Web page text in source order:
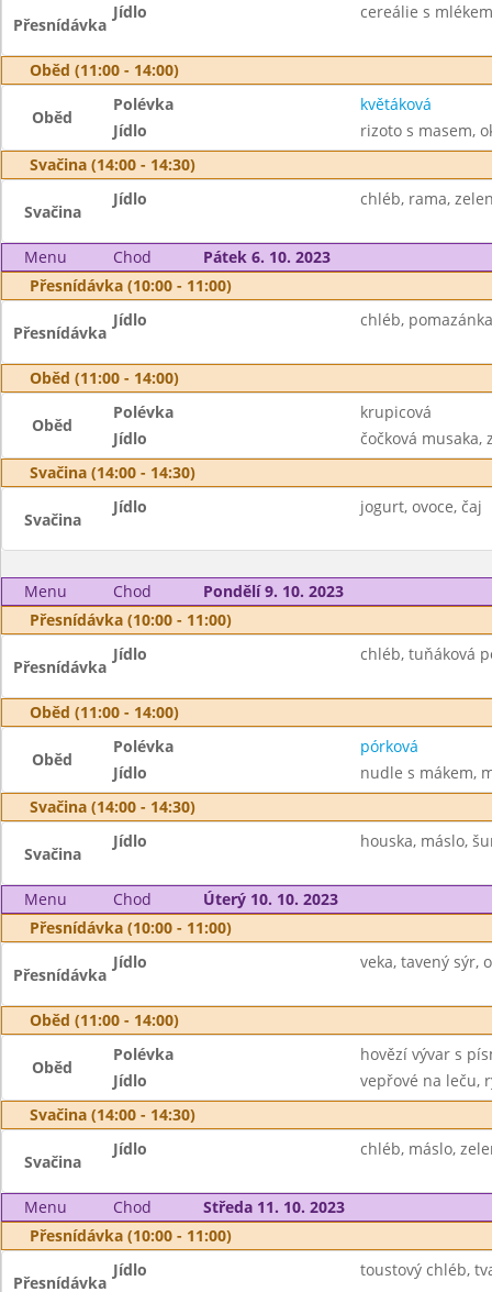
Přesnídávka
Jídlo cereálie s
Oběd (11:00 - 14:00)
Oběd
Polévka
květáková
Jídlo
rizoto s masem,
Svačina (14:00 - 14:30)
Svačina
Jídlo chléb, rama,
Menu Chod
Pátek 6. 10. 2023
Přesnídávka (10:00 - 11:00)
Přesnídávka
Jídlo chléb,
Oběd (11:00 - 14:00)
Oběd
Polévka
krupicová
Jídlo
čočková musaka,
Svačina (14:00 - 14:30)
Svačina
Jídlo jogurt, ovoce, čaj
Menu Chod
Pondělí 9. 10. 2023
Přesnídávka (10:00 - 11:00)
Přesnídávka
Jídlo chléb, tuňáková
Oběd (11:00 - 14:00)
Oběd
Polévka
pórková
Jídlo
nudle s mákem,
Svačina (14:00 - 14:30)
Svačina
Jídlo houska, máslo,
Menu Chod
Úterý 10. 10. 2023
Přesnídávka (10:00 - 11:00)
Přesnídávka
Jídlo veka, tavený sýr,
Oběd (11:00 - 14:00)
Oběd
Polévka
hovězí vývar s
Jídlo
vepřové na leču,
Svačina (14:00 - 14:30)
Svačina
Jídlo chléb, máslo,
Menu Chod
Středa 11. 10. 2023
Přesnídávka (10:00 - 11:00)
Přesnídávka
Jídlo toustový chléb,